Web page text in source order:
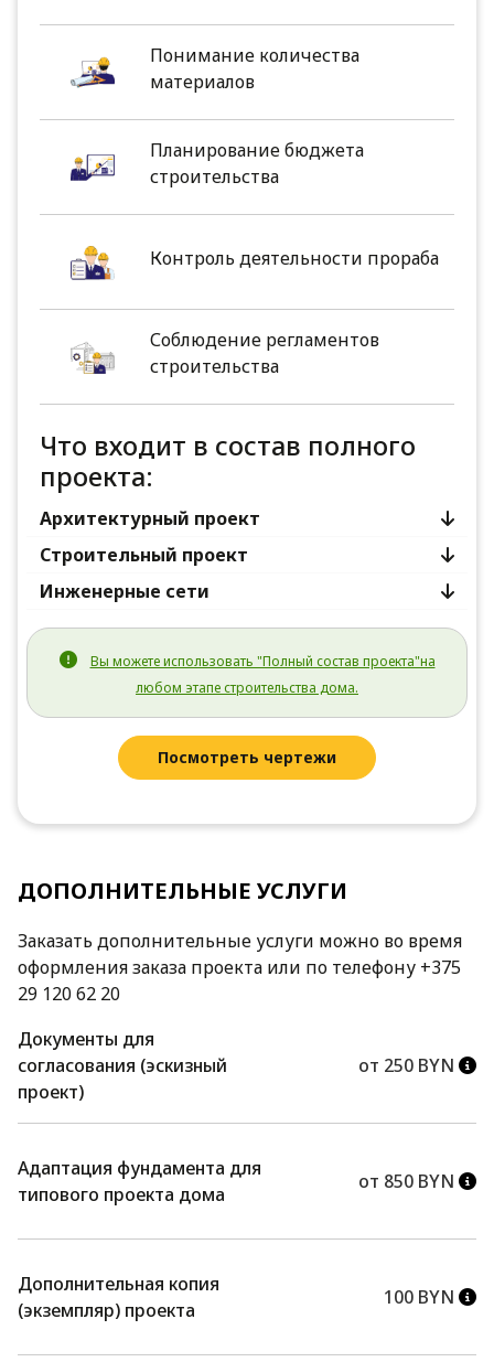
Понимание количества
материалов
Планирование бюджета
строительства
Контроль деятельности прораба
Соблюдение регламентов
строительства
Что входит в состав полного
проекта:
Архитектурный проект
Строительный проект
Инженерные сети
Вы можете использовать "Полный состав проекта"на
любом этапе строительства дома.
Посмотреть чертежи
ДОПОЛНИТЕЛЬНЫЕ УСЛУГИ
Заказать дополнительные услуги можно во время
оформления заказа проекта или по телефону +375
29 120 62 20
Документы для
согласования (эскизный
проект)
от 250 BYN
Адаптация фундамента для
типового проекта дома
от 850 BYN
Дополнительная копия
(экземпляр) проекта
100 BYN